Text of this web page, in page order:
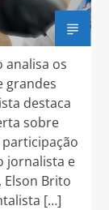
analisa os
grandes
destaca
sobre
jornalista e
Brito
[…]